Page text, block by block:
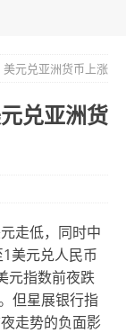
元兑亚洲货币上涨
兑亚洲货
走低，同时中
美元兑人民币
元指数前夜跌
但星展银行指
走势的负面影